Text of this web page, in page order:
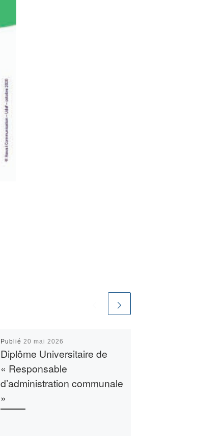
Publié20 mai 2026
Diplôme Universitaire de
« Responsable
d’administration communale
»